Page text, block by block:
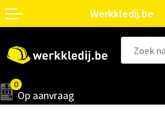
Werkkledij.be
0
Op aanvraag